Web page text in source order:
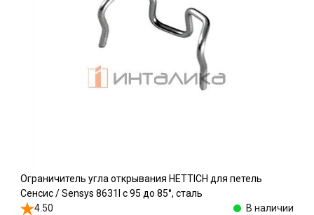
Ограничитель угла открывания HETTICH для петель
Сенсис / Sensys 8631I c 95 до 85°, сталь
4.50
В наличии